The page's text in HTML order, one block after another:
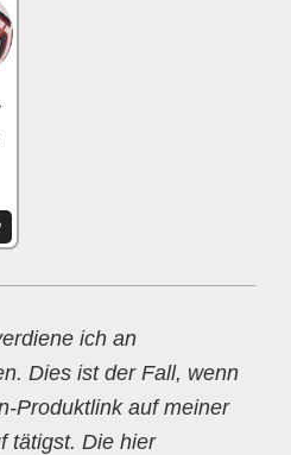
ich an
Dies ist der Fall, wenn
Produktlink auf meiner
tätigst. Die hier